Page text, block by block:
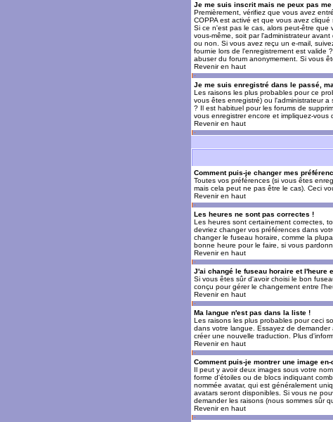
Je me suis inscrit mais ne peux pas
Premièrement, vérifiez que vous avez
COPPA est activé et que vous avez cliqué
Si ce n'est pas le cas, alors peut-être que
vous-même, soit par l'administrateur
ou non. Si vous avez reçu un e-mail,
fournie lors de l'enregistrement est valide
abuser du forum anonymement. Si vous
Revenir en haut
Je me suis enregistré dans le passé,
Les raisons les plus probables pour ce
vous êtes enregistré) ou l'administrateur
? Il est habituel pour les forums de
vous enregistrer encore et impliquez-vous
Revenir en haut
Comment puis-je changer mes
Toutes vos préférences (si vous êtes
mais cela peut ne pas être le cas). Ceci
Revenir en haut
Les heures ne sont pas correctes !
Les heures sont certainement correctes,
devriez changer vos préférences dans
changer le fuseau horaire, comme la
bonne heure pour le faire, si vous
Revenir en haut
J'ai changé le fuseau horaire et l'heure
Si vous êtes sûr d'avoir choisi le bon
conçu pour gérer le changement entre
Revenir en haut
Ma langue n'est pas dans la liste !
Les raisons les plus probables pour ceci
dans votre langue. Essayez de
créer une nouvelle traduction. Plus
Revenir en haut
Comment puis-je montrer une image
Il peut y avoir deux images sous votre
forme d'étoiles ou de blocs indiquant
nommée avatar, qui est généralement
avatars seront disponibles. Si vous ne
demander les raisons (nous sommes sûr
Revenir en haut